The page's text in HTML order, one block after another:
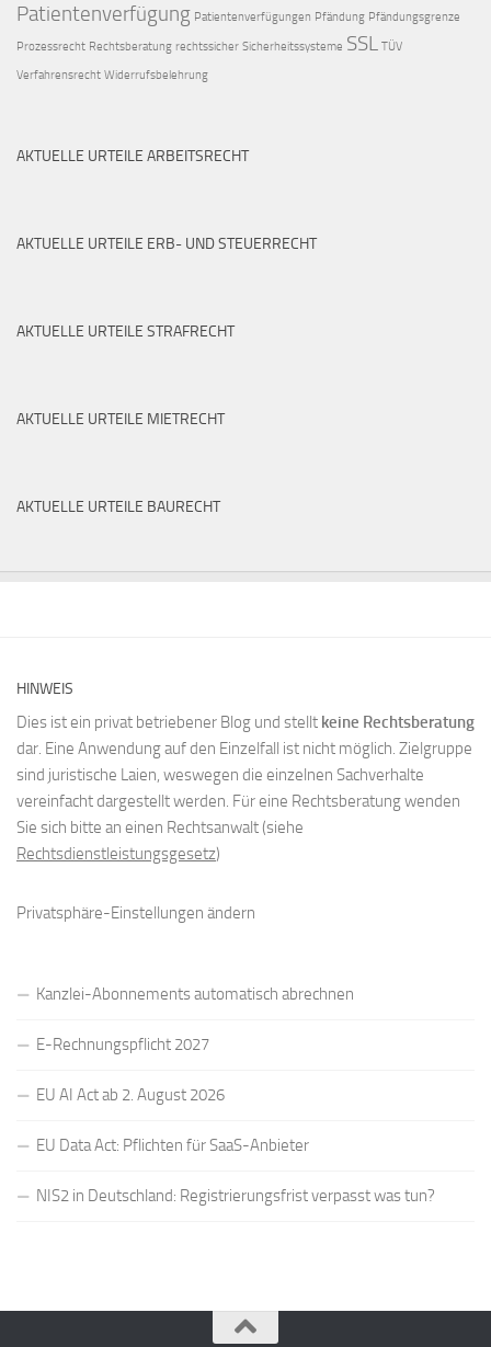
Patientenverfügung Patientenverfügungen Pfändung Pfändungsgrenze
Prozessrecht Rechtsberatung rechtssicher Sicherheitssysteme SSL TÜV
Verfahrensrecht Widerrufsbelehrung
AKTUELLE URTEILE ARBEITSRECHT
AKTUELLE URTEILE ERB- UND STEUERRECHT
AKTUELLE URTEILE STRAFRECHT
AKTUELLE URTEILE MIETRECHT
AKTUELLE URTEILE BAURECHT
HINWEIS
Dies ist ein privat betriebener Blog und stellt keine Rechtsberatung
dar. Eine Anwendung auf den Einzelfall ist nicht möglich. Zielgruppe
sind juristische Laien, weswegen die einzelnen Sachverhalte
vereinfacht dargestellt werden. Für eine Rechtsberatung wenden
Sie sich bitte an einen Rechtsanwalt (siehe
Rechtsdienstleistungsgesetz)
Privatsphäre-Einstellungen ändern
Kanzlei-Abonnements automatisch abrechnen
E-Rechnungspflicht 2027
EU AI Act ab 2. August 2026
EU Data Act: Pflichten für SaaS-Anbieter
NIS2 in Deutschland: Registrierungsfrist verpasst was tun?